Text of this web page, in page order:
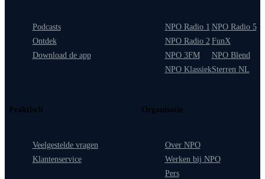
Podcasts
Ontdek
Download de app
NPO Radio 1
NPO Radio 2
NPO 3FM
NPO Klassiek
NPO Radio 5
FunX
NPO Blend
Sterren NL
Praktisch
Veelgestelde vragen
Klantenservice
Organisatie
Over NPO
Werken bij NPO
Pers